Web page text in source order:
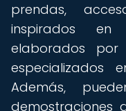
prendas,
inspirados en
elaborados por
especializados
Además,
demostraciones